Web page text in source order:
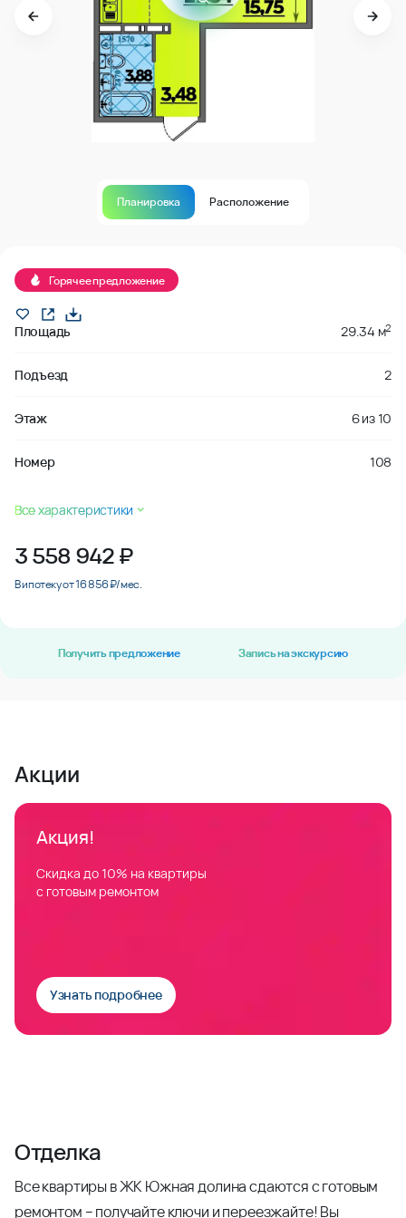
Планировка Расположение
Горячее предложение
Площадь 29.34 м2
Подъезд 2
Этаж 6из10
Номер 108
Все характеристики
3 558 942₽
В ипотеку от 16 856 ₽/мес.
Получить предложение Запись на экскурсию
Акции
Акция!
Скидка до 10% на квартиры
с готовым ремонтом
Узнать подробнее
Отделка
Все квартиры в ЖК Южная долина сдаются с готовым
ремонтом – получайте ключи и переезжайте! Вы